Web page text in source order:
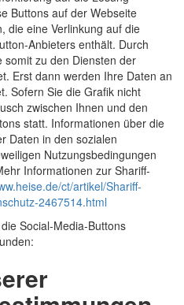
Buttons auf der Webseite
die eine Verlinkung auf die
Anbieters enthält. Durch
somit zu den Diensten der
Erst dann werden Ihre Daten an
Sofern Sie die Grafik nicht
zwischen Ihnen und den
statt. Informationen über die
Daten in den sozialen
Nutzungsbedingungen
Informationen zur Shariff-
ct/artikel/Shariff-
2467514.html
Social-Media-Buttons